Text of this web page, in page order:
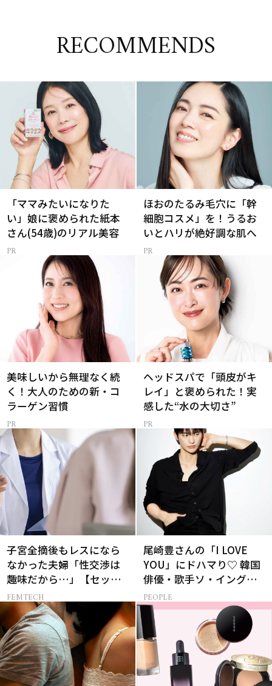
RECOMMENDS
「ママみたいになりた
い」娘に褒められた紙本
さん(54歳)のリアル美容
ほおのたるみ毛穴に「幹
細胞コスメ」を！うるお
いとハリが絶好調な肌へ
美味しいから無理なく続
く！大人のための新・コ
ラーゲン習慣
ヘッドスパで「頭皮がキ
レイ」と褒められた！実
感した“水の大切さ”
子宮全摘後もレスになら
なかった夫婦「性交渉は
趣味だから…」【セック
スレス AND THE CITY -女
たちの告白-】
FEMTECH
尾崎豊さんの「I LOVE
YOU」にドハマり♡ 韓国
俳優・歌手ソ・イングク
さんの音楽がすべての人
生って？
PEOPLE